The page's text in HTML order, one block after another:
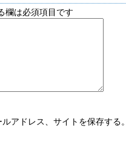
欄は必須項目です
アドレス、サイトを保存する。